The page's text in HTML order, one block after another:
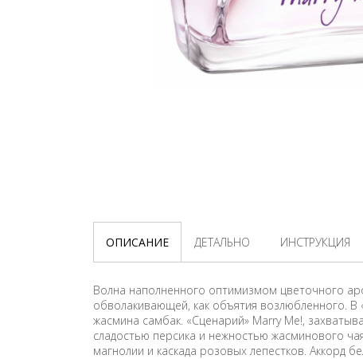
ОПИСАНИЕ ДЕТАЛЬНО ИНСТРУКЦИЯ
Волна наполненного оптимизмом цветочного
обволакивающей, как объятия возлюбленного. В
жасмина самбак. «Сценарий» Marry Me!,
сладостью персика и нежностью жасминового
магнолии и каскада розовых лепестков. Аккорд